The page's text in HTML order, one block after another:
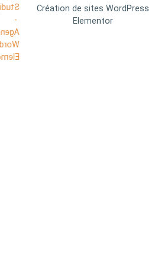
Création de sites WordPress
Elementor